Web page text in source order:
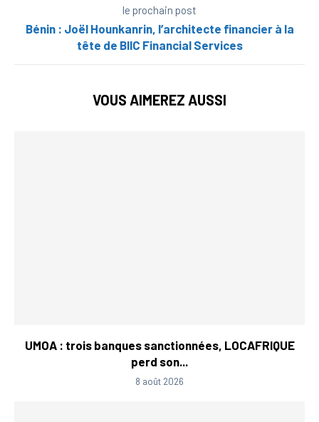
le prochain post
Bénin : Joël Hounkanrin, l’architecte financier à la
tête de BIIC Financial Services
VOUS AIMEREZ AUSSI
UMOA : trois banques sanctionnées, LOCAFRIQUE
perd son...
8 août 2026